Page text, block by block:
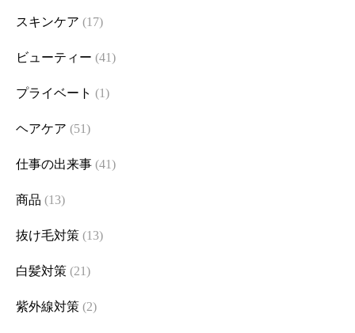
スキンケア (17)
ビューティー (41)
プライベート (1)
ヘアケア (51)
仕事の出来事 (41)
商品 (13)
抜け毛対策 (13)
白髪対策 (21)
紫外線対策 (2)